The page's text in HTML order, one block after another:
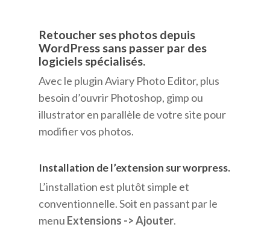
Retoucher ses photos depuis
WordPress sans passer par des
logiciels spécialisés.
Avec le plugin Aviary Photo Editor, plus
besoin d’ouvrir Photoshop, gimp ou
illustrator en parallèle de votre site pour
modifier vos photos.
Installation de l’extension sur worpress.
L’installation est plutôt simple et
conventionnelle. Soit en passant par le
menu Extensions -> Ajouter.